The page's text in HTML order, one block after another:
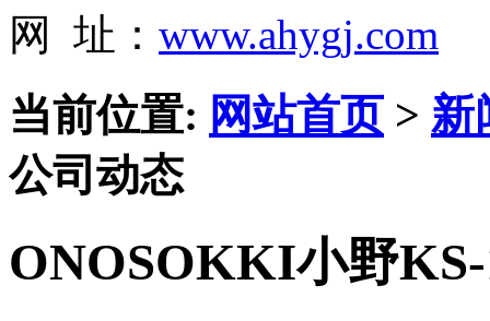
网 址： www.ahygj.com
当前位置: 网站首页> 新
公司动态
ONOSOKKI小野